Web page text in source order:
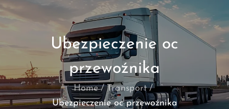
Ubezpieczenie oc
przewoźnika
Home
Transport
Ubezpieczenie oc przewoźnika